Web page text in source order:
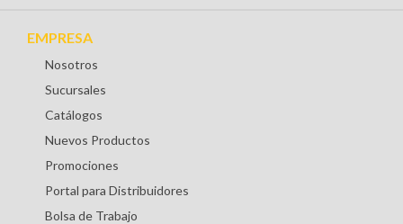
EMPRESA
Nosotros
Sucursales
Catálogos
Nuevos Productos
Promociones
Portal para Distribuidores
Bolsa de Trabajo